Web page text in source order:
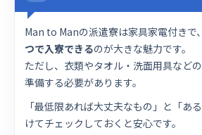
Man to Manの派遣寮は家具家電付きで、
つで入寮できるのが大きな魅力です。
ただし、衣類やタオル・洗面用具など
準備する必要があります。
「最低限あれば大丈夫なもの」と「あ
けてチェックしておくと安心です。